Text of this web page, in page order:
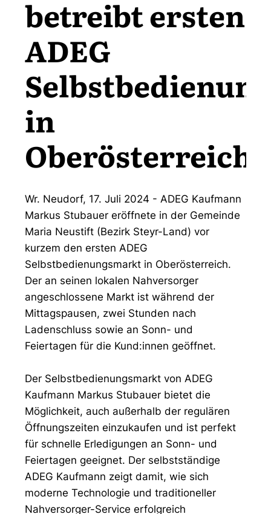
betreibt ersten
ADEG
in
Oberösterreich
Wr. Neudorf, 17. Juli 2024 - ADEG Kaufmann
Markus Stubauer eröffnete in der Gemeinde
Maria Neustift (Bezirk Steyr-Land) vor
kurzem den ersten ADEG
Selbstbedienungsmarkt in Oberösterreich.
Der an seinen lokalen Nahversorger
angeschlossene Markt ist während der
Mittagspausen, zwei Stunden nach
Ladenschluss sowie an Sonn- und
Feiertagen für die Kund:innen geöffnet.
Der Selbstbedienungsmarkt von ADEG
Kaufmann Markus Stubauer bietet die
Möglichkeit, auch außerhalb der regulären
Öffnungszeiten einzukaufen und ist perfekt
für schnelle Erledigungen an Sonn- und
Feiertagen geeignet. Der selbstständige
ADEG Kaufmann zeigt damit, wie sich
moderne Technologie und traditioneller
Nahversorger-Service erfolgreich